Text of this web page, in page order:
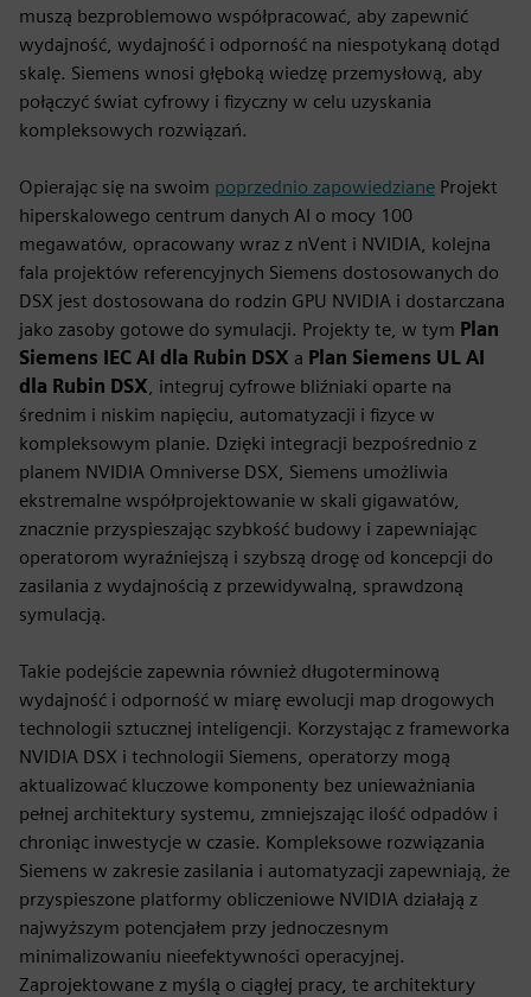
muszą bezproblemowo współpracować, aby zapewnić
wydajność, wydajność i odporność na niespotykaną dotąd
skalę. Siemens wnosi głęboką wiedzę przemysłową, aby
połączyć świat cyfrowy i fizyczny w celu uzyskania
kompleksowych rozwiązań.
Opierając się na swoim poprzednio zapowiedziane Projekt
hiperskalowego centrum danych AI o mocy 100
megawatów, opracowany wraz z nVent i NVIDIA, kolejna
fala projektów referencyjnych Siemens dostosowanych do
DSX jest dostosowana do rodzin GPU NVIDIA i dostarczana
jako zasoby gotowe do symulacji. Projekty te, w tym Plan
Siemens IEC AI dla Rubin DSX a Plan Siemens UL AI
dla Rubin DSX, integruj cyfrowe bliźniaki oparte na
średnim i niskim napięciu, automatyzacji i fizyce w
kompleksowym planie. Dzięki integracji bezpośrednio z
planem NVIDIA Omniverse DSX, Siemens umożliwia
ekstremalne współprojektowanie w skali gigawatów,
znacznie przyspieszając szybkość budowy i zapewniając
operatorom wyraźniejszą i szybszą drogę od koncepcji do
zasilania z wydajnością z przewidywalną, sprawdzoną
symulacją.
Takie podejście zapewnia również długoterminową
wydajność i odporność w miarę ewolucji map drogowych
technologii sztucznej inteligencji. Korzystając z frameworka
NVIDIA DSX i technologii Siemens, operatorzy mogą
aktualizować kluczowe komponenty bez unieważniania
pełnej architektury systemu, zmniejszając ilość odpadów i
chroniąc inwestycje w czasie. Kompleksowe rozwiązania
Siemens w zakresie zasilania i automatyzacji zapewniają, że
przyspieszone platformy obliczeniowe NVIDIA działają z
najwyższym potencjałem przy jednoczesnym
minimalizowaniu nieefektywności operacyjnej.
Zaprojektowane z myślą o ciągłej pracy, te architektury